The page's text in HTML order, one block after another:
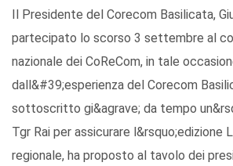
Il Presidente del Corecom Basilicata,
partecipato lo scorso 3 settembre al
nazionale dei CoReCom, in tale
dall&#39;esperienza del Corecom
sottoscritto gi&agrave; da tempo
Tgr Rai per assicurare l&rsquo;edizione
regionale, ha proposto al tavolo dei